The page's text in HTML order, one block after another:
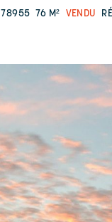
78955 76 M² VENDU